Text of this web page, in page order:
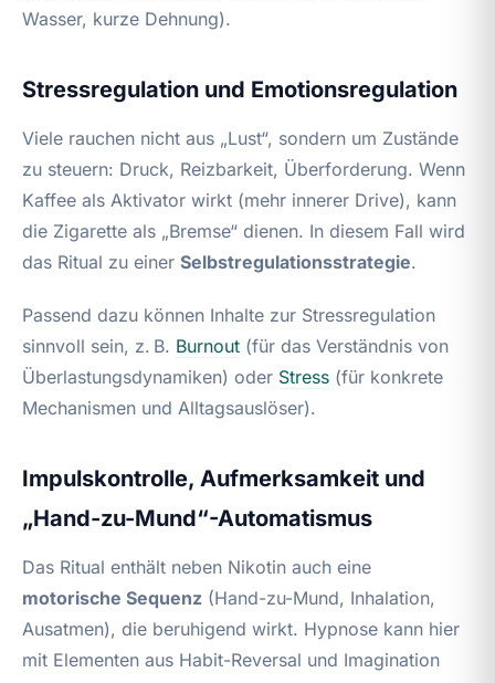
Wasser, kurze Dehnung).
Stressregulation und Emotionsregulation
Viele rauchen nicht aus „Lust“, sondern um Zustände
zu steuern: Druck, Reizbarkeit, Überforderung. Wenn
Kaffee als Aktivator wirkt (mehr innerer Drive), kann
die Zigarette als „Bremse“ dienen. In diesem Fall wird
das Ritual zu einer Selbstregulationsstrategie.
Passend dazu können Inhalte zur Stressregulation
sinnvoll sein, z. B. Burnout (für das Verständnis von
Überlastungsdynamiken) oder Stress (für konkrete
Mechanismen und Alltagsauslöser).
Impulskontrolle, Aufmerksamkeit und
„Hand-zu-Mund“-Automatismus
Das Ritual enthält neben Nikotin auch eine
motorische Sequenz (Hand-zu-Mund, Inhalation,
Ausatmen), die beruhigend wirkt. Hypnose kann hier
mit Elementen aus Habit-Reversal und Imagination